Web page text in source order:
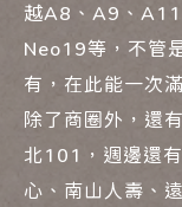
越A8、A9、A11
Neo19等，不管
有，在此能一次
除了商圈外，還
北101，週邊還
心、南山人壽、